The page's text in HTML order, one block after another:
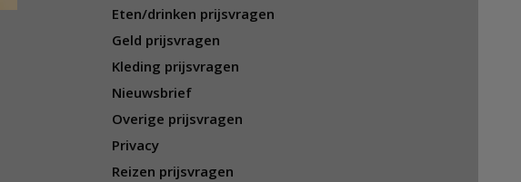
Eten/drinken prijsvragen
Geld prijsvragen
Kleding prijsvragen
Nieuwsbrief
Overige prijsvragen
Privacy
Reizen prijsvragen